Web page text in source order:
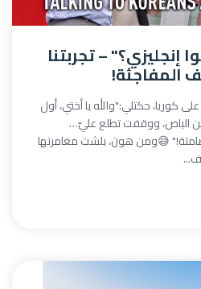
إنجليزي؟" – تجربتنا
المفاجئة!
كوريا، حكتلي:"والله يا أختي، أول
الباص، ووقفت تطلع عليّ…
😅ومن هون، بلشت مغامرتها